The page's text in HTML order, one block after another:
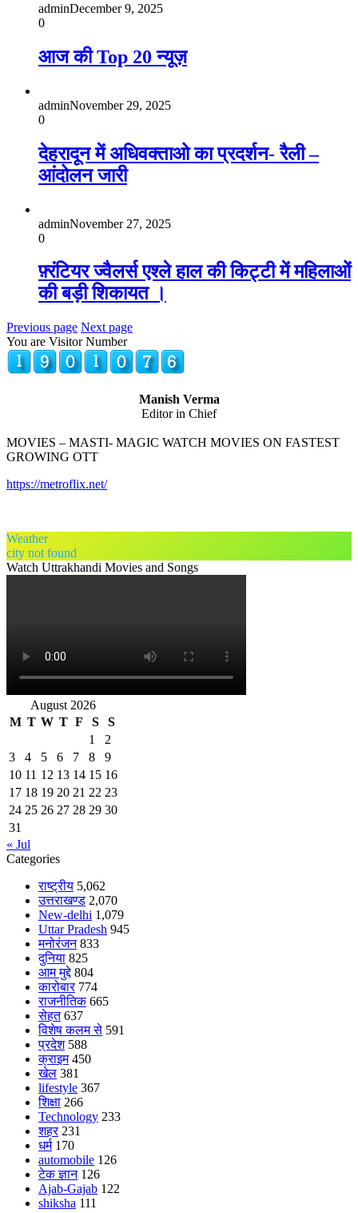
adminDecember 9, 2025
0
आज की Top 20 न्यूज़
adminNovember 29, 2025
0
देहरादून में अधिवक्ताओ का प्रदर्शन- रैली –
आंदोलन जारी
adminNovember 27, 2025
0
फ़्रंटियर ज्वैलर्स एश्ले हाल की किट्टी में महिलाओं
की बड़ी शिकायत ।
Previous page Next page
You are Visitor Number
Manish Verma
Editor in Chief
MOVIES – MASTI- MAGIC WATCH MOVIES ON FASTEST
GROWING OTT
https://metroflix.net/
Weather
city not found
Watch Uttrakhandi Movies and Songs
August 2026
M T W T F S
S
1
2
3
4 5 6 7 8
9
10 11 12 13 14 15 16
17 18 19 20 21 22 23
24 25 26 27 28 29 30
31
« Jul
Categories
राष्ट्रीय 5,062
उत्तराखण्ड 2,070
New-delhi 1,079
Uttar Pradesh 945
मनोरंजन 833
दुनिया 825
आम मुद्दे 804
कारोबार 774
राजनीतिक 665
सेहत 637
विशेष कलम से 591
प्रदेश 588
क्राइम 450
खेल 381
lifestyle 367
शिक्षा 266
Technology 233
शहर 231
धर्म 170
automobile 126
टेक ज्ञान 126
Ajab-Gajab 122
shiksha 111